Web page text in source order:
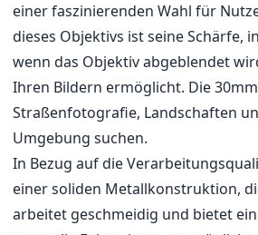
einer faszinierenden Wahl für
dieses Objektivs ist seine Schärfe,
wenn das Objektiv abgeblendet
Ihren Bildern ermöglicht. Die
Straßenfotografie, Landschaften
Umgebung suchen.
In Bezug auf die
einer soliden Metallkonstruktion,
arbeitet geschmeidig und bietet